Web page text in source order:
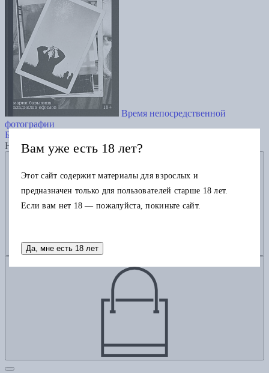
Время непосредственной
фотографии
Бавыкина М.
Нет в наличии
Вам уже есть 18 лет?
Этот сайт содержит материалы для взрослых и
предназначен только для пользователей старше 18 лет.
Если вам нет 18 — пожалуйста, покиньте сайт.
Да, мне есть 18 лет